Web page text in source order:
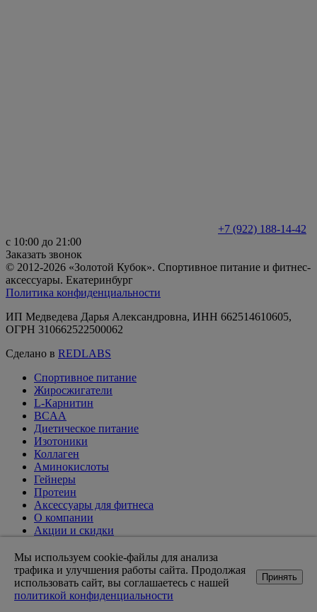
+7 (922) 188-14-42
с 10:00 до 21:00
Заказать звонок
© 2012-2026 «Золотой Кубок». Спортивное питание и фитнес-
аксессуары. Екатеринбург
Политика конфиденциальности
ИП Медведева Дарья Александровна, ИНН 662514610605,
ОГРН 310662522500062
Сделано в REDLABS
Спортивное питание
Жиросжигатели
L-Карнитин
BCAA
Диетическое питание
Изотоники
Коллаген
Аминокислоты
Гейнеры
Протеин
Аксессуары для фитнеса
О компании
Акции и скидки
Доставка и оплата
Оптовикам
Статьи
Возврат товара
Мы используем cookie-файлы для анализа
трафика и улучшения работы сайта. Продолжая
использовать сайт, вы соглашаетесь с нашей
политикой конфиденциальности
Принять